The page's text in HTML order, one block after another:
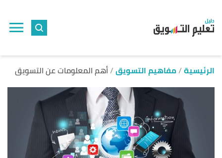
الرئيسية مفاهيم التسويق أهم المعلومات عن التسويق